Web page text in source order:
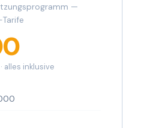
—
alles inklusive